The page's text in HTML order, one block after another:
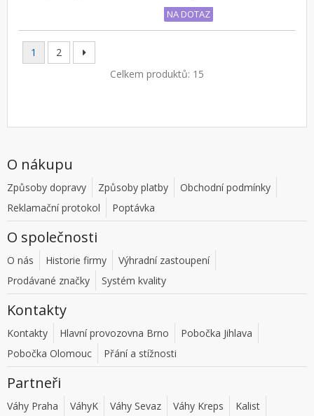
NA DOTAZ
1
2
Celkem produktů: 15
O nákupu
Způsoby dopravy Způsoby platby
Obchodní podmínky
Reklamační protokol
Poptávka
O společnosti
O nás Historie firmy
Výhradní zastoupení
Prodávané značky
Systém kvality
Kontakty
Kontakty Hlavní provozovna Brno
Pobočka Jihlava
Pobočka Olomouc
Přání a stížnosti
Partneři
Váhy Praha VáhyK Váhy Sevaz Váhy Kreps Kalist